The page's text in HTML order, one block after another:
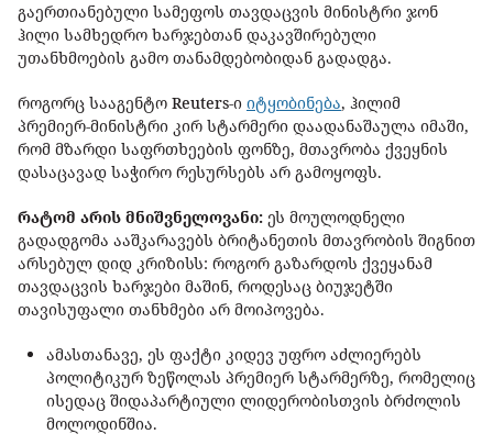
გაერთიანებული სამეფოს თავდაცვის მინისტრი ჯონ
ჰილი სამხედრო ხარჯებთან დაკავშირებული
უთანხმოების გამო თანამდებობიდან გადადგა.
როგორც სააგენტო Reuters-ი იტყობინება, ჰილიმ
პრემიერ-მინისტრი კირ სტარმერი დაადანაშაულა იმაში,
რომ მზარდი საფრთხეების ფონზე, მთავრობა ქვეყნის
დასაცავად საჭირო რესურსებს არ გამოყოფს.
რატომ არის მნიშვნელოვანი: ეს მოულოდნელი
გადადგომა ააშკარავებს ბრიტანეთის მთავრობის შიგნით
არსებულ დიდ კრიზისს: როგორ გაზარდოს ქვეყანამ
თავდაცვის ხარჯები მაშინ, როდესაც ბიუჯეტში
თავისუფალი თანხმები არ მოიპოვება.
ამასთანავე, ეს ფაქტი კიდევ უფრო აძლიერებს
პოლიტიკურ ზეწოლას პრემიერ სტარმერზე, რომელიც
ისედაც შიდაპარტიული ლიდერობისთვის ბრძოლის
მოლოდინშია.